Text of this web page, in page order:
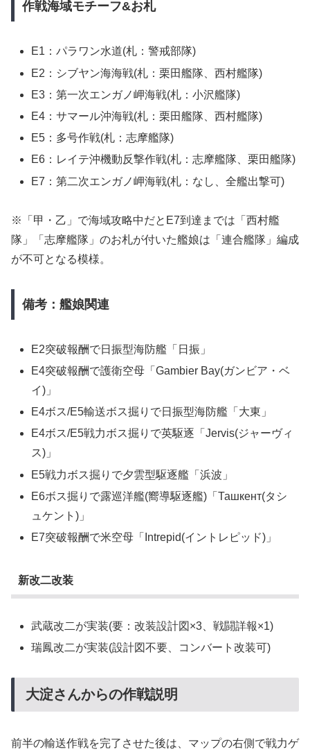
作戦海域モチーフ&お札
E1：パラワン水道(札：警戒部隊)
E2：シブヤン海海戦(札：栗田艦隊、西村艦隊)
E3：第一次エンガノ岬海戦(札：小沢艦隊)
E4：サマール沖海戦(札：栗田艦隊、西村艦隊)
E5：多号作戦(札：志摩艦隊)
E6：レイテ沖機動反撃作戦(札：志摩艦隊、栗田艦隊)
E7：第二次エンガノ岬海戦(札：なし、全艦出撃可)
※「甲・乙」で海域攻略中だとE7到達までは「西村艦
隊」「志摩艦隊」のお札が付いた艦娘は「連合艦隊」編成
が不可となる模様。
備考：艦娘関連
E2突破報酬で日振型海防艦「日振」
E4突破報酬で護衛空母「Gambier Bay(ガンビア・ベ
イ)」
E4ボス/E5輸送ボス掘りで日振型海防艦「大東」
E4ボス/E5戦力ボス掘りで英駆逐「Jervis(ジャーヴィ
ス)」
E5戦力ボス掘りで夕雲型駆逐艦「浜波」
E6ボス掘りで露巡洋艦(嚮導駆逐艦)「Ташкент(タシ
ュケント)」
E7突破報酬で米空母「Intrepid(イントレピッド)」
新改二改装
武蔵改二が実装(要：改装設計図×3、戦闘詳報×1)
瑞鳳改二が実装(設計図不要、コンバート改装可)
大淀さんからの作戦説明
前半の輸送作戦を完了させた後は、マップの右側で戦力ゲ